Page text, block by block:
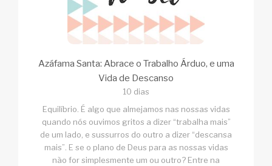
Azáfama Santa: Abrace o Trabalho Árduo, e uma
Vida de Descanso
10 dias
Equilíbrio. É algo que almejamos nas nossas vidas
quando nós ouvimos gritos a dizer “trabalha mais”
de um lado, e sussurros do outro a dizer “descansa
mais”. E se o plano de Deus para as nossas vidas
não for simplesmente um ou outro? Entre na